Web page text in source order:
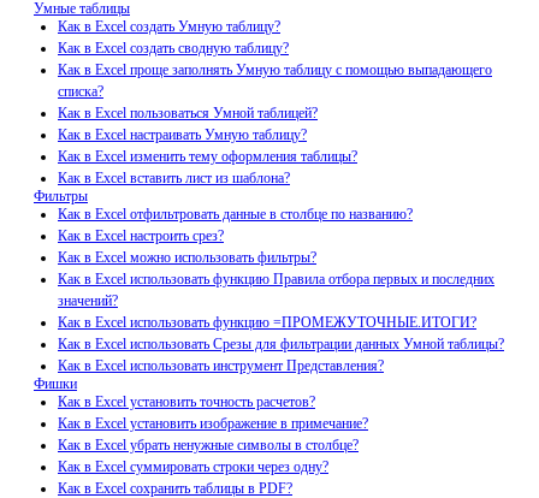
Умные таблицы
Как в Excel создать Умную таблицу?
Как в Excel создать сводную таблицу?
Как в Excel проще заполнять Умную таблицу с помощью выпадающего
списка?
Как в Excel пользоваться Умной таблицей?
Как в Excel настраивать Умную таблицу?
Как в Excel изменить тему оформления таблицы?
Как в Excel вставить лист из шаблона?
Фильтры
Как в Excel отфильтровать данные в столбце по названию?
Как в Excel настроить срез?
Как в Excel можно использовать фильтры?
Как в Excel использовать функцию Правила отбора первых и последних
значений?
Как в Excel использовать функцию =ПРОМЕЖУТОЧНЫЕ.ИТОГИ?
Как в Excel использовать Срезы для фильтрации данных Умной таблицы?
Как в Excel использовать инструмент Представления?
Фишки
Как в Excel установить точность расчетов?
Как в Excel установить изображение в примечание?
Как в Excel убрать ненужные символы в столбце?
Как в Excel суммировать строки через одну?
Как в Excel сохранить таблицы в PDF?